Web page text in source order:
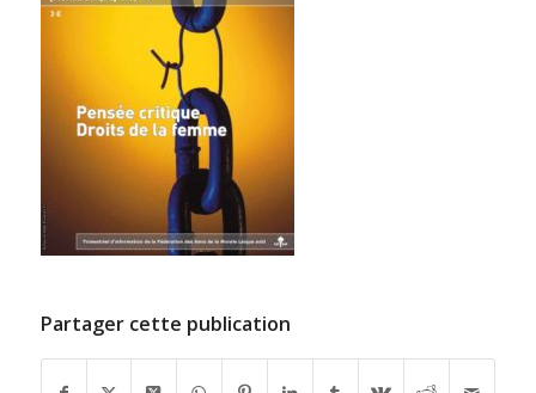
Partager cette publication